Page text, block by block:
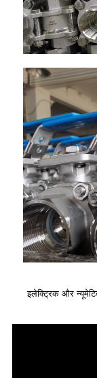
इलेक्ट्रिक और